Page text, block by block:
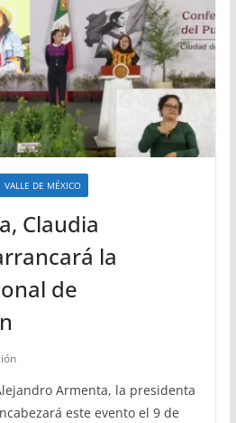
VALLE DE MÉXICO
Claudia
la
de
Armenta, la presidenta
este evento el 9 de